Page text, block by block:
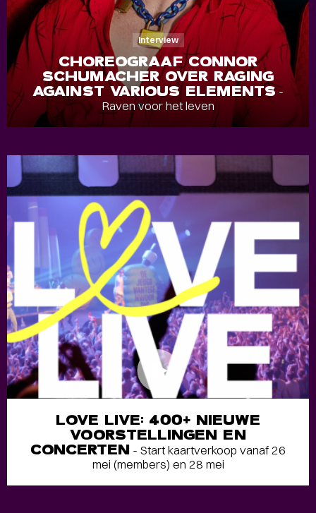
Interview
CHOREOGRAAF CONNOR
SCHUMACHER OVER RAGING
AGAINST VARIOUS ELEMENTS-
Raven voor het leven
LOVE LIVE: 400+ NIEUWE
VOORSTELLINGEN EN
CONCERTEN - Start kaartverkoop vanaf 26
mei (members) en 28 mei